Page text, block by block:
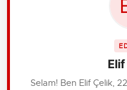
Selam! Ben Elif Çelik,